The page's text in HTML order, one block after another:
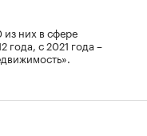
из них в сфере
года, с 2021 года –